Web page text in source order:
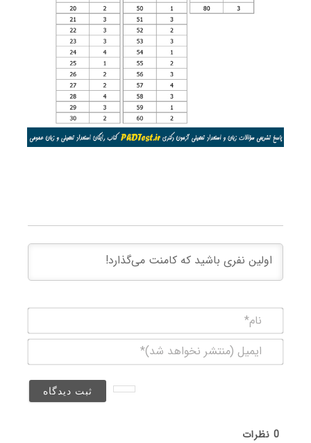
(منتشر
0نظرات